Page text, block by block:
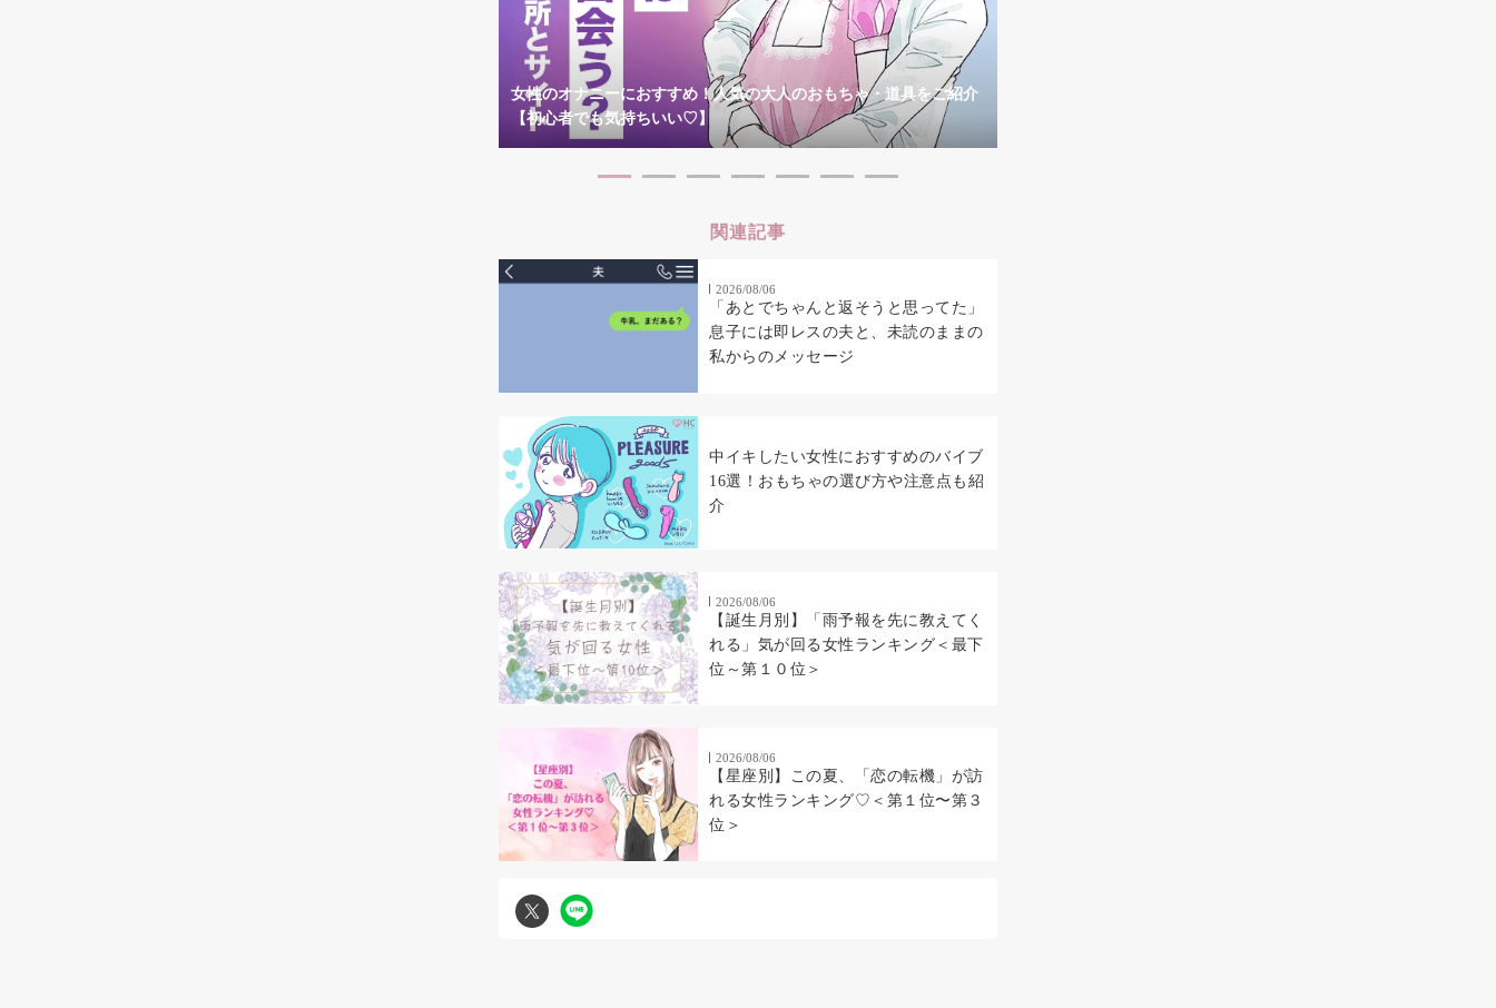
女性のオナニーにおすすめ！人気の大人のおもちゃ・道具をご紹介
【初心者でも気持ちいい♡】
関連記事
2026/08/06
「あとでちゃんと返そうと思ってた」
息子には即レスの夫と、未読のままの
私からのメッセージ
中イキしたい女性におすすめのバイブ
16選！おもちゃの選び方や注意点も紹
介
2026/08/06
【誕生月別】「雨予報を先に教えてく
れる」気が回る女性ランキング＜最下
位～第１０位＞
2026/08/06
【星座別】この夏、「恋の転機」が訪
れる女性ランキング♡＜第１位〜第３
位＞